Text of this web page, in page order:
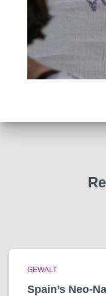
GEWALT
Spain’s Neo-